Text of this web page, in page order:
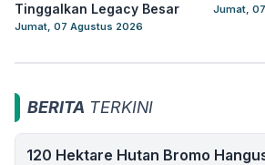
Tinggalkan Legacy Besar
Jumat, 07 Agustus 2026
Jumat,
BERITA TERKINI
120 Hektare Hutan Bromo